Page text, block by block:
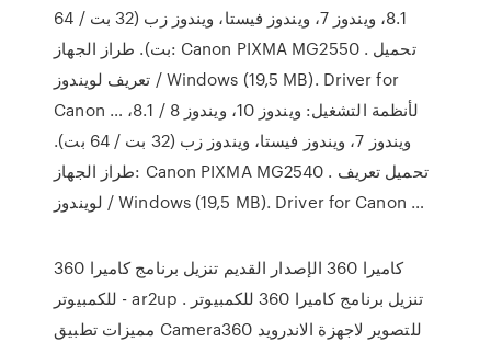
8.1، ويندوز 7، ويندوز فيستا، ويندوز زب (32 بت / 64
بت). طراز الجهاز: Canon PIXMA MG2550 . تحميل
تعريف لويندوز / Windows (19,5 MB). Driver for
Canon … لأنظمة التشغيل: ويندوز 10، ويندوز 8 / 8.1،
ويندوز 7، ويندوز فيستا، ويندوز زب (32 بت / 64 بت).
طراز الجهاز: Canon PIXMA MG2540 . تحميل تعريف
لويندوز / Windows (19,5 MB). Driver for Canon …
كاميرا 360 الإصدار القديم تنزيل برنامج كاميرا 360
للكمبيوتر - ar2up . تنزيل برنامج كاميرا 360 للكمبيوتر
مميزات تطبيق Camera360 للتصوير لاجهزة الاندرويد